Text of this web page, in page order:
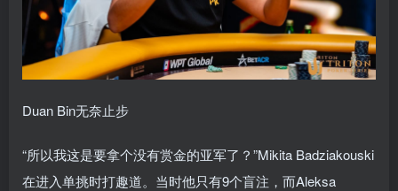
Duan Bin无奈止步
“所以我这是要拿个没有赏金的亚军了？”Mikita Badziakouski
在进入单挑时打趣道。当时他只有9个盲注，而Aleksa